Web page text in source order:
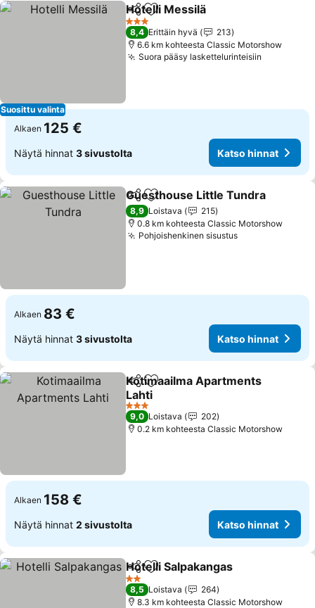
Suosittu valinta
Jaa Lisää suosikkeihin
Hotelli Messilä
3 Tähtiluokitus
8,4 Erittäin hyvä
213
6.6 km kohteesta Classic Motorshow
Suora pääsy laskettelurinteisiin
Alkaen 125 €
Näytä hinnat 3 sivustolta Katso hinnat
Jaa Lisää suosikkeihin
Guesthouse Little Tundra
8,9 Loistava
215
0.8 km kohteesta Classic Motorshow
Pohjoishenkinen sisustusKatso hinnat
Alkaen 83 €
Näytä hinnat 3 sivustolta Katso hinnat
Jaa Lisää suosikkeihin
Kotimaailma Apartments
Lahti
Katso hinnat
3 Tähtiluokitus
9,0 Loistava
202
0.2 km kohteesta Classic Motorshow
Alkaen 158 €
Näytä hinnat 2 sivustolta Katso hinnat
Jaa Lisää suosikkeihin
Hotelli Salpakangas
2 Tähtiluokitus
8,5 Loistava
264
8.3 km kohteesta Classic Motorshow